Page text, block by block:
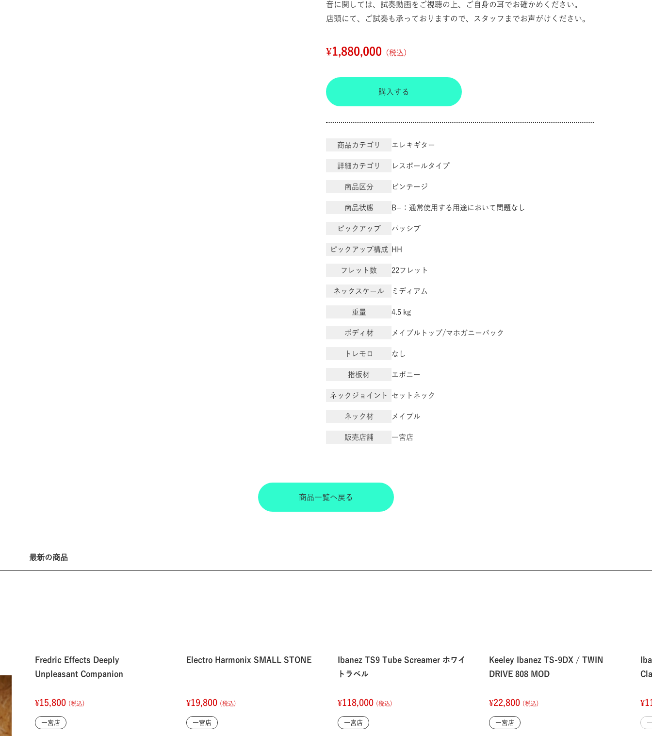
音に関しては、試奏動画をご視聴の上、ご自身の耳でお確かめください。
店頭にて、ご試奏も承っておりますので、スタッフまでお声がけください。
¥1,880,000 （税込）
購入する
商品カテゴリ エレキギター
詳細カテゴリ レスポールタイプ
商品区分 ビンテージ
商品状態 B+：通常使用する用途において問題なし
ピックアップ パッシブ
ピックアップ構成 HH
フレット数 22フレット
ネックスケール ミディアム
重量 4.5 kg
ボディ材 メイプルトップ/マホガニーバック
トレモロ なし
指板材 エボニー
ネックジョイント セットネック
ネック材 メイプル
販売店舗 一宮店
商品一覧へ戻る
最新の商品
Fredric Effects Deeply
Unpleasant Companion
¥15,800 (税込)
一宮店
Electro Harmonix SMALL STONE
¥19,800 (税込)
一宮店
Ibanez TS9 Tube Screamer ホワイ
トラベル
¥118,000 (税込)
一宮店
Keeley Ibanez TS-9DX / TWIN
DRIVE 808 MOD
¥22,800 (税込)
一宮店